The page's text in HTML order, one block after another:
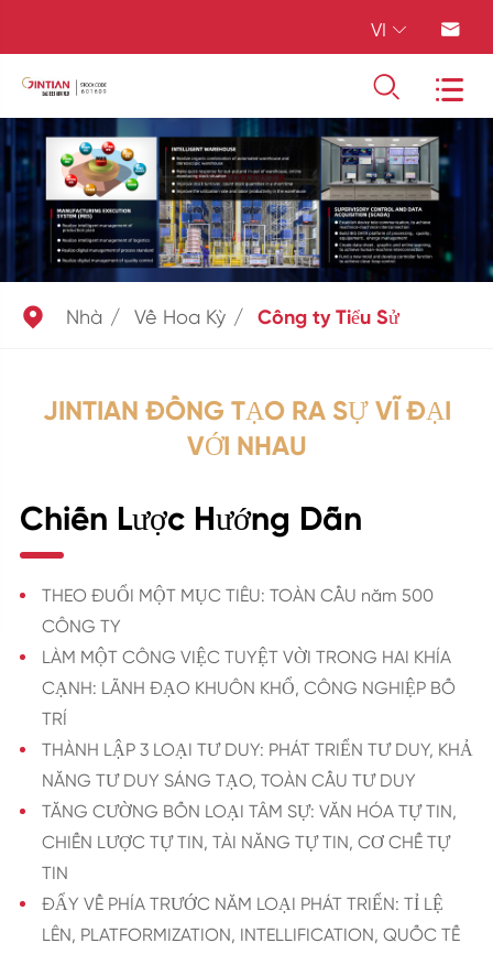
VI  
 
 Nhà Về Hoa Kỳ Công ty Tiểu Sử
JINTIAN ĐỒNG TẠO RA SỰ VĨ ĐẠI
VỚI NHAU
Chiến Lược Hướng Dẫn
THEO ĐUỔI MỘT MỤC TIÊU: TOÀN CẦU năm 500
CÔNG TY
LÀM MỘT CÔNG VIỆC TUYỆT VỜI TRONG HAI KHÍA
CẠNH: LÃNH ĐẠO KHUÔN KHỔ, CÔNG NGHIỆP BỐ
TRÍ
THÀNH LẬP 3 LOẠI TƯ DUY: PHÁT TRIỂN TƯ DUY, KHẢ
NĂNG TƯ DUY SÁNG TẠO, TOÀN CẦU TƯ DUY
TĂNG CƯỜNG BỐN LOẠI TÂM SỰ: VĂN HÓA TỰ TIN,
CHIẾN LƯỢC TỰ TIN, TÀI NĂNG TỰ TIN, CƠ CHẾ TỰ
TIN
ĐẨY VỀ PHÍA TRƯỚC NĂM LOẠI PHÁT TRIỂN: TỈ LỆ
LÊN, PLATFORMIZATION, INTELLIFICATION, QUỐC TẾ